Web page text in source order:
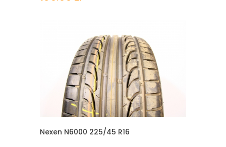
Nexen N6000 225/45 R16